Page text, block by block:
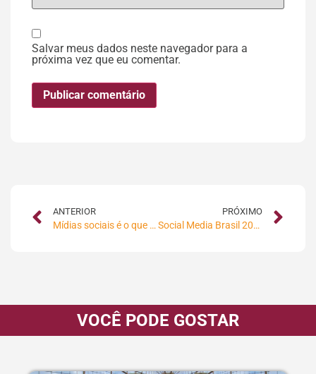
Salvar meus dados neste navegador para a
próxima vez que eu comentar.
ANTERIOR
Mídias sociais é o que há!
PRÓXIMO
Social Media Brasil 2009
VOCÊ PODE GOSTAR